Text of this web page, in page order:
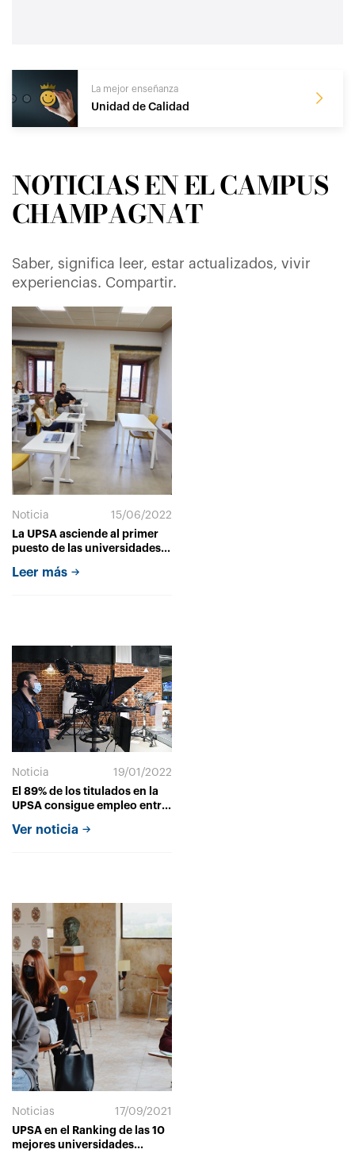
La mejor enseñanza
Unidad de Calidad
NOTICIAS EN EL CAMPUS
CHAMPAGNAT
Saber, significa leer, estar actualizados, vivir
experiencias. Compartir.
Noticia
15/06/2022
La UPSA asciende al primer
puesto de las universidades
Aprendizaje en el ranking
Leer más
Noticia
19/01/2022
El 89% de los titulados en la
UPSA consigue empleo entre
finalizar sus estudios
Ver noticia
Noticias
17/09/2021
UPSA en el Ranking de las 10
mejores universidades